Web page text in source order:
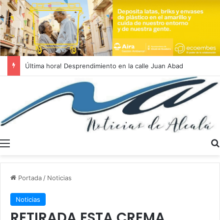
Última hora! Desprendimiento en la calle Juan Abad
Portada / Noticias
Noticias